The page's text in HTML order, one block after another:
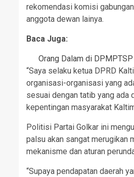
rekomendasi komisi
anggota dewan lainya.
Baca Juga:
Orang Dalam di
“Saya selaku ketua DPRD
organisasi-organisasi yang
sesuai dengan tatib yang ada
kepentingan masyarakat
Politisi Partai Golkar ini
palsu akan sangat merugikan
mekanisme dan aturan
“Supaya pendapatan daerah